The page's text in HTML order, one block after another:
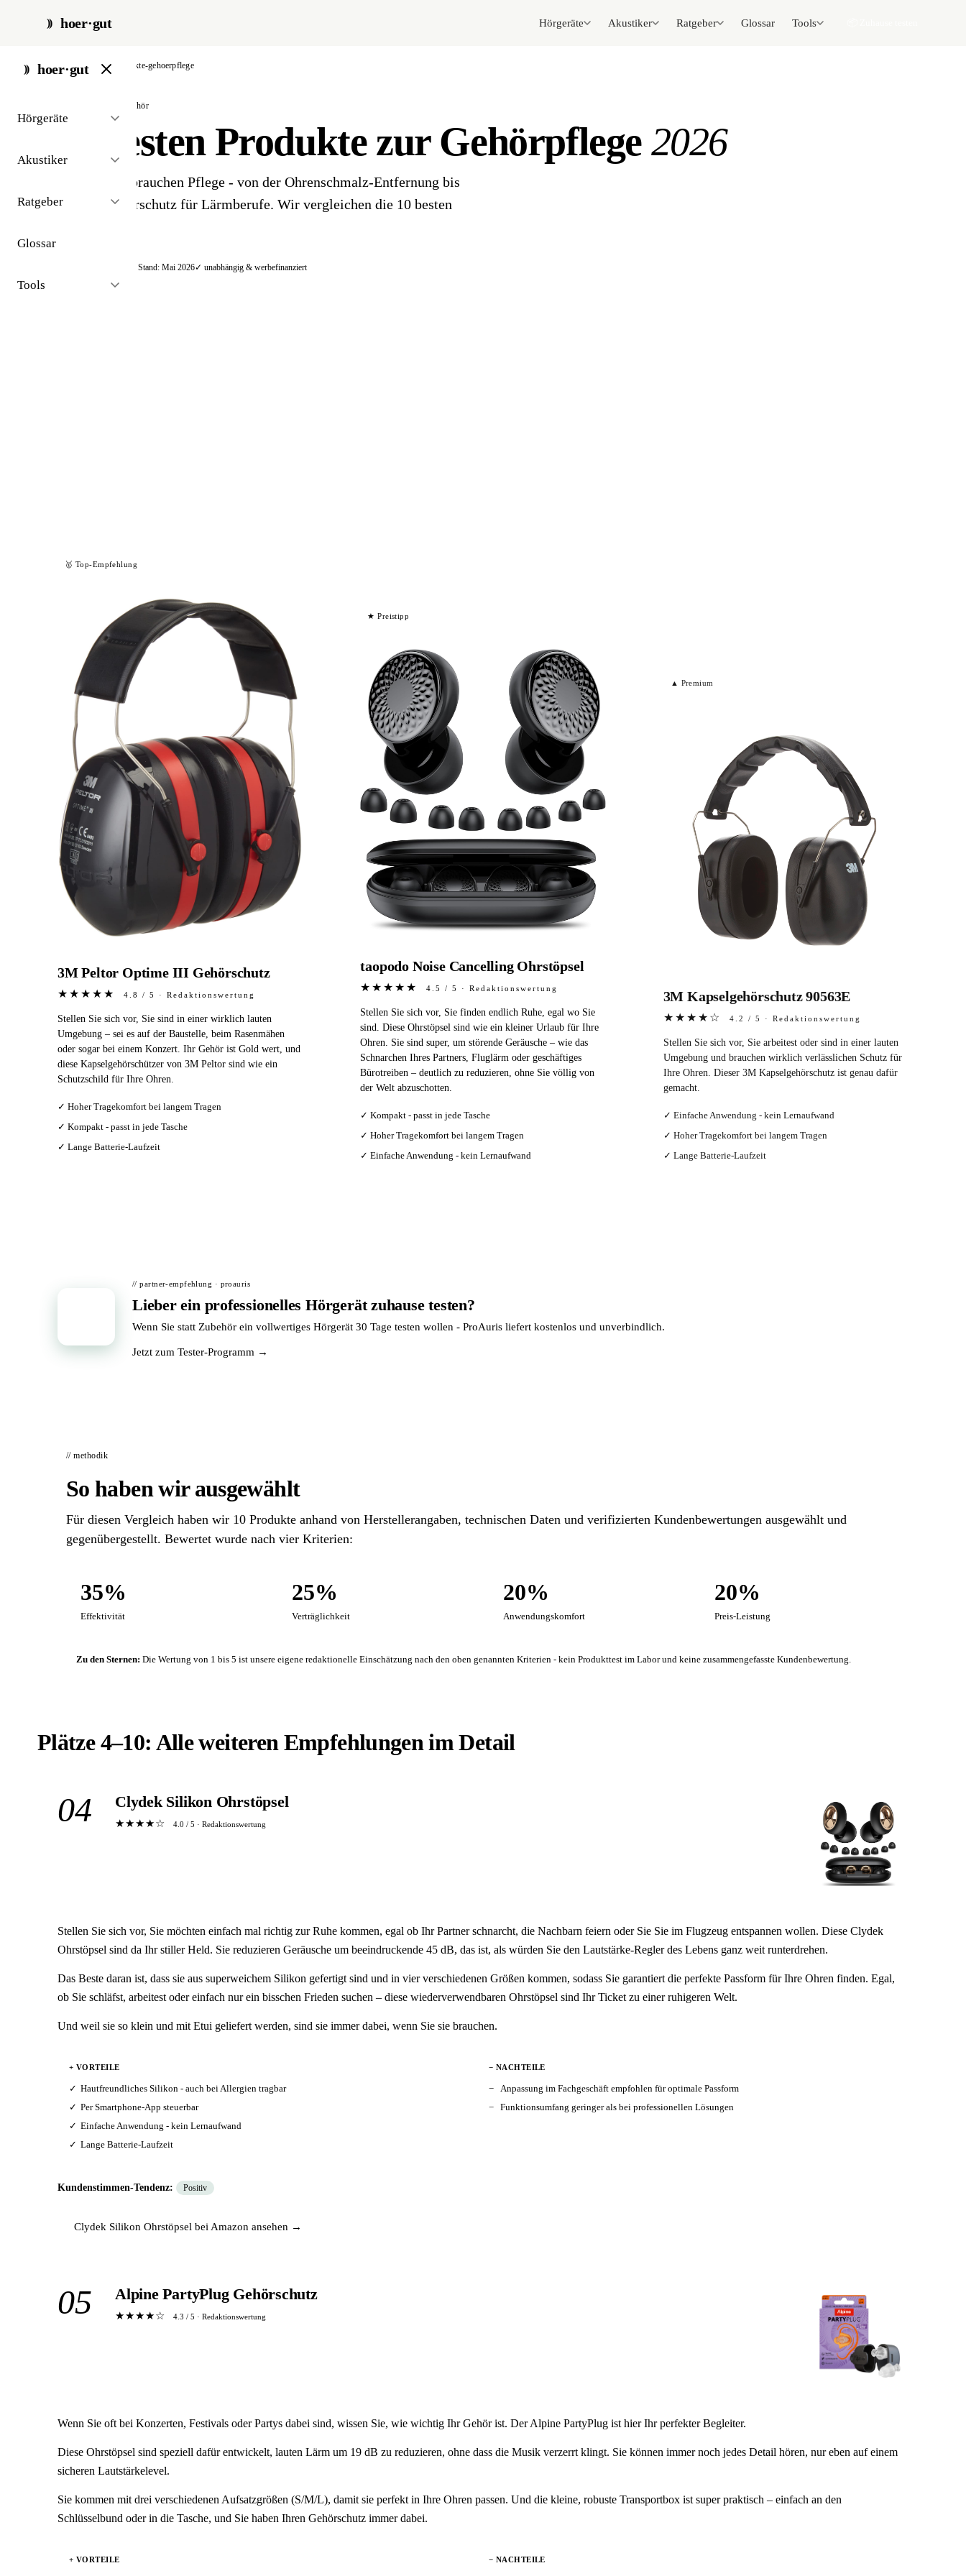
hoer·gut Hörgeräte Akustiker Ratgeber Glossar Tools
hoer·gut
Hörgeräte
Akustiker
Ratgeber
Glossar
Tools
start / zubehör / produkte-gehoerpflege
// produkt-vergleich · zubehör
Die besten Produkte zur Gehörpflege 2026
Gesunde Ohren brauchen Pflege - von der Ohrenschmalz-Entfernung bis
zum Kapselgehörschutz für Lärmberufe. Wir vergleichen die 10 besten
📅 Stand: Mai 2026✓ unabhängig & werbefinanziert
🥇 Top-Empfehlung
3M Peltor Optime III Gehörschutz
★★★★★ 4.8 / 5 · Redaktionswertung
Stellen Sie sich vor, Sie sind in einer wirklich lauten
Umgebung – sei es auf der Baustelle, beim Rasenmähen
oder sogar bei einem Konzert. Ihr Gehör ist Gold wert, und
diese Kapselgehörschützer von 3M Peltor sind wie ein
Schutzschild für Ihre Ohren.
✓ Hoher Tragekomfort bei langem Tragen
✓ Kompakt - passt in jede Tasche
✓ Lange Batterie-Laufzeit
★ Preistipp
taopodo Noise Cancelling Ohrstöpsel
★★★★★ 4.5 / 5 · Redaktionswertung
Stellen Sie sich vor, Sie finden endlich Ruhe, egal wo Sie
sind. Diese Ohrstöpsel sind wie ein kleiner Urlaub für Ihre
Ohren. Sie sind super, um störende Geräusche – wie das
Schnarchen Ihres Partners, Fluglärm oder geschäftiges
Bürotreiben – deutlich zu reduzieren, ohne Sie völlig von
der Welt abzuschotten.
✓ Kompakt - passt in jede Tasche
✓ Hoher Tragekomfort bei langem Tragen
✓ Einfache Anwendung - kein Lernaufwand
▲ Premium
3M Kapselgehörschutz 90563E
★★★★☆ 4.2 / 5 · Redaktionswertung
Stellen Sie sich vor, Sie arbeitest oder sind in einer lauten
Umgebung und brauchen wirklich verlässlichen Schutz für
Ihre Ohren. Dieser 3M Kapselgehörschutz ist genau dafür
gemacht.
✓ Einfache Anwendung - kein Lernaufwand
✓ Hoher Tragekomfort bei langem Tragen
✓ Lange Batterie-Laufzeit
// partner-empfehlung · proauris
Lieber ein professionelles Hörgerät zuhause testen?
Wenn Sie statt Zubehör ein vollwertiges Hörgerät 30 Tage testen wollen - ProAuris liefert kostenlos und unverbindlich.
Jetzt zum Tester-Programm →
// methodik
So haben wir ausgewählt
Für diesen Vergleich haben wir 10 Produkte anhand von Herstellerangaben, technischen Daten und verifizierten Kundenbewertungen ausgewählt und
gegenübergestellt. Bewertet wurde nach vier Kriterien:
35%
Effektivität
25%
Verträglichkeit
20%
Anwendungskomfort
20%
Preis-Leistung
Zu den Sternen: Die Wertung von 1 bis 5 ist unsere eigene redaktionelle Einschätzung nach den oben genannten Kriterien - kein Produkttest im Labor und keine zusammengefasste Kundenbewertung.
Plätze 4–10: Alle weiteren Empfehlungen im Detail
04 Clydek Silikon Ohrstöpsel
★★★★☆ 4.0 / 5 · Redaktionswertung
Stellen Sie sich vor, Sie möchten einfach mal richtig zur Ruhe kommen, egal ob Ihr Partner schnarcht, die Nachbarn feiern oder Sie Sie im Flugzeug entspannen wollen. Diese Clydek
Ohrstöpsel sind da Ihr stiller Held. Sie reduzieren Geräusche um beeindruckende 45 dB, das ist, als würden Sie den Lautstärke-Regler des Lebens ganz weit runterdrehen.
Das Beste daran ist, dass sie aus superweichem Silikon gefertigt sind und in vier verschiedenen Größen kommen, sodass Sie garantiert die perfekte Passform für Ihre Ohren finden. Egal,
ob Sie schläfst, arbeitest oder einfach nur ein bisschen Frieden suchen – diese wiederverwendbaren Ohrstöpsel sind Ihr Ticket zu einer ruhigeren Welt.
Und weil sie so klein und mit Etui geliefert werden, sind sie immer dabei, wenn Sie sie brauchen.
+ VORTEILE
Hautfreundliches Silikon - auch bei Allergien tragbar
Per Smartphone-App steuerbar
Einfache Anwendung - kein Lernaufwand
Lange Batterie-Laufzeit
− NACHTEILE
Anpassung im Fachgeschäft empfohlen für optimale Passform
Funktionsumfang geringer als bei professionellen Lösungen
Kundenstimmen-Tendenz: Positiv
Clydek Silikon Ohrstöpsel bei Amazon ansehen →
05 Alpine PartyPlug Gehörschutz
★★★★☆ 4.3 / 5 · Redaktionswertung
Wenn Sie oft bei Konzerten, Festivals oder Partys dabei sind, wissen Sie, wie wichtig Ihr Gehör ist. Der Alpine PartyPlug ist hier Ihr perfekter Begleiter.
Diese Ohrstöpsel sind speziell dafür entwickelt, lauten Lärm um 19 dB zu reduzieren, ohne dass die Musik verzerrt klingt. Sie können immer noch jedes Detail hören, nur eben auf einem
sicheren Lautstärkelevel.
Sie kommen mit drei verschiedenen Aufsatzgrößen (S/M/L), damit sie perfekt in Ihre Ohren passen. Und die kleine, robuste Transportbox ist super praktisch – einfach an den
Schlüsselbund oder in die Tasche, und Sie haben Ihren Gehörschutz immer dabei.
+ VORTEILE − NACHTEILE